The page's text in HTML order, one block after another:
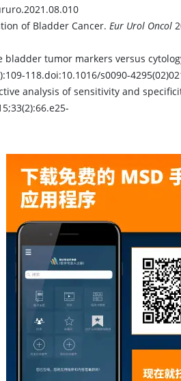
of Bladder Cancer.Eur Urol Oncol
tumor markers versus
118.doi:10.1016/s0090-
analysis of sensitivity and